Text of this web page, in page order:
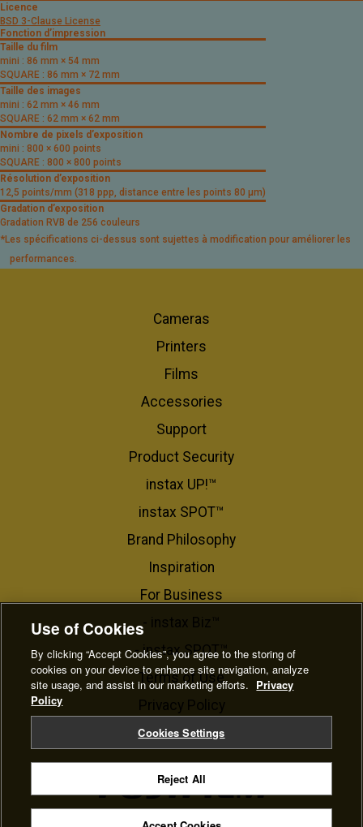
Licence
BSD 3-Clause License
Fonction d’impression
Taille du film
mini : 86 mm × 54 mm
SQUARE : 86 mm × 72 mm
Taille des images
mini : 62 mm × 46 mm
SQUARE : 62 mm × 62 mm
Nombre de pixels d’exposition
mini : 800 × 600 points
SQUARE : 800 × 800 points
Résolution d’exposition
12,5 points/mm (318 ppp, distance entre les points 80 μm)
Gradation d’exposition
Gradation RVB de 256 couleurs
*Les spécifications ci-dessus sont sujettes à modification pour améliorer les
performances.
Cameras
Printers
Films
Accessories
Support
Product Security
instax UP!™
instax SPOT™
Brand Philosophy
Inspiration
For Business​
- instax Biz™
- instax SPOT™
Terms of Use
Privacy Policy
Cookie Settings
© FUJIFILM Corporation
Use of Cookies
By clicking “Accept Cookies”, you agree to the storing of
cookies on your device to enhance site navigation, analyze
site usage, and assist in our marketing efforts. Privacy
Policy
Cookies Settings
Reject All